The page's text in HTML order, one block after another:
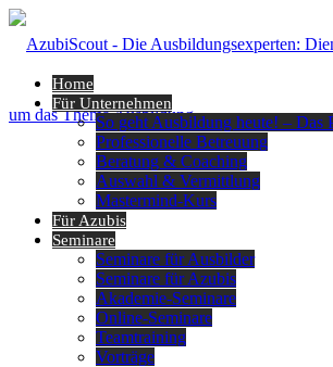
Home
Für Unternehmen
So geht Ausbildung heute! – Das
Professionelle Betreuung
Beratung & Coaching
Auswahl & Vermittlung
Mastermind-Kurs
Für Azubis
Seminare
Seminare für Ausbilder
Seminare für Azubis
Akademie-Seminare
Online-Seminare
Teamtraining
Vorträge